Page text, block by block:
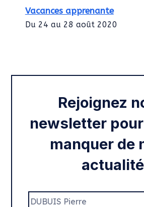
Vacances apprenante
Du 24 au 28 août 2020
Rejoignez
newsletter
manquer de
actualité